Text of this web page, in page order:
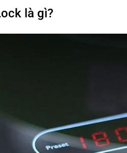
là gì?